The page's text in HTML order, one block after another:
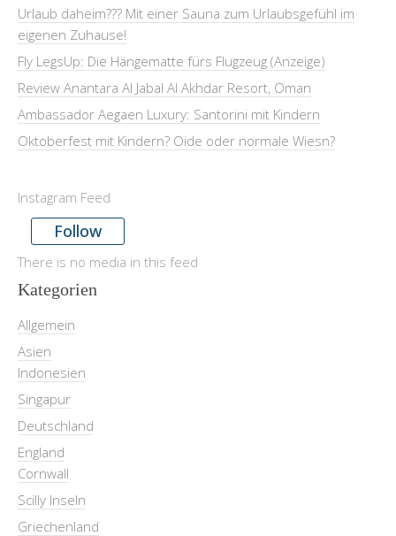
Urlaub daheim??? Mit einer Sauna zum Urlaubsgefühl im
eigenen Zuhause!
Fly LegsUp: Die Hängematte fürs Flugzeug (Anzeige)
Review Anantara Al Jabal Al Akhdar Resort, Oman
Ambassador Aegaen Luxury: Santorini mit Kindern
Oktoberfest mit Kindern? Oide oder normale Wiesn?
Instagram Feed
Follow
There is no media in this feed
Kategorien
Allgemein
Asien
Indonesien
Singapur
Deutschland
England
Cornwall
Scilly Inseln
Griechenland